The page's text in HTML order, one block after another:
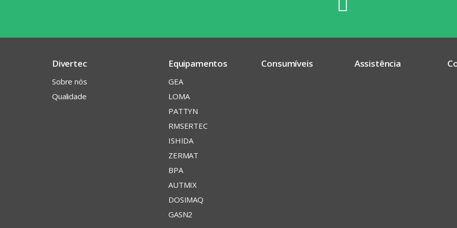
Divertec
Sobre nós
Qualidade
Equipamentos
GEA
LOMA
PATTYN
RMSERTEC
ISHIDA
ZERMAT
BPA
AUTMIX
DOSIMAQ
GASN2
Consumíveis Assistência